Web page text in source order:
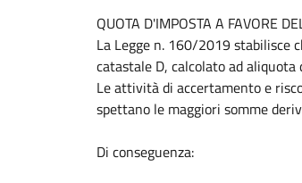
QUOTA D'IMPOSTA A FAVORE
La Legge n. 160/2019 stabilisce
catastale D, calcolato ad
Le attività di accertamento e
spettano le maggiori somme
Di conseguenza: